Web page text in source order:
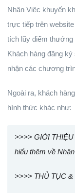
Nhận Việc khuyến
trực tiếp trên
tích lũy điểm
Khách hàng đăng
nhận các chương
Ngoài ra, khách
hình thức khác như:
>>>> GIỚI
hiểu thêm về
>>>> THỦ TỤC